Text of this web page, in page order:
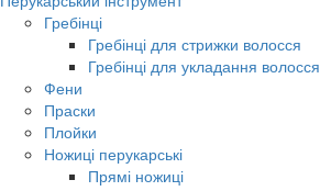
Гребінці
Гребінці для стрижки волосся
Гребінці для укладання волосся
Фени
Праски
Плойки
Ножиці перукарські
Прямі ножиці